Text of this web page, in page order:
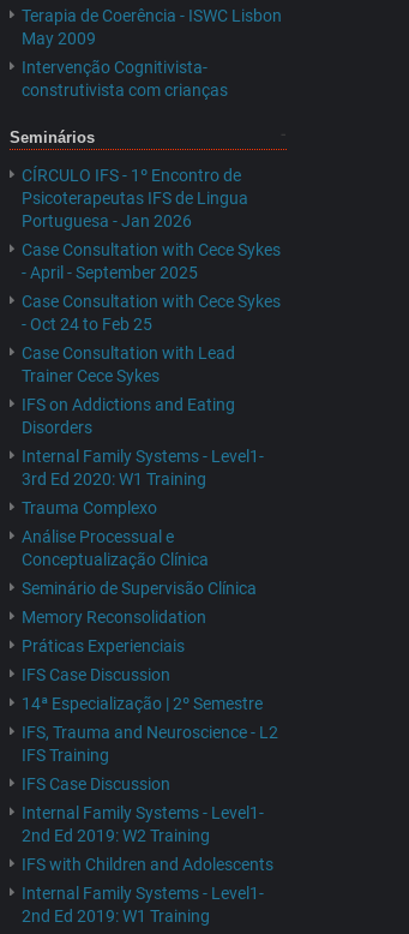
Terapia de Coerência - ISWC Lisbon
May 2009
Intervenção Cognitivista-
construtivista com crianças
Seminários
CÍRCULO IFS - 1º Encontro de
Psicoterapeutas IFS de Lingua
Portuguesa - Jan 2026
Case Consultation with Cece Sykes
- April - September 2025
Case Consultation with Cece Sykes
- Oct 24 to Feb 25
Case Consultation with Lead
Trainer Cece Sykes
IFS on Addictions and Eating
Disorders
Internal Family Systems - Level1-
3rd Ed 2020: W1 Training
Trauma Complexo
Análise Processual e
Conceptualização Clínica
Seminário de Supervisão Clínica
Memory Reconsolidation
Práticas Experienciais
IFS Case Discussion
14ª Especialização | 2º Semestre
IFS, Trauma and Neuroscience - L2
IFS Training
IFS Case Discussion
Internal Family Systems - Level1-
2nd Ed 2019: W2 Training
IFS with Children and Adolescents
Internal Family Systems - Level1-
2nd Ed 2019: W1 Training